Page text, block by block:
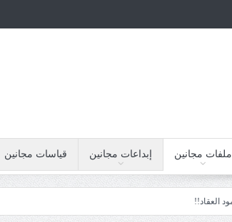
ملفات مجانين إبداعات مجانين قياسات مجانين